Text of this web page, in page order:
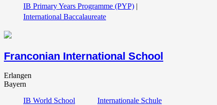
IB Primary Years Programme (PYP) |
International Baccalaureate
Franconian International School
Erlangen
Bayern
IB World School
Internationale Schule